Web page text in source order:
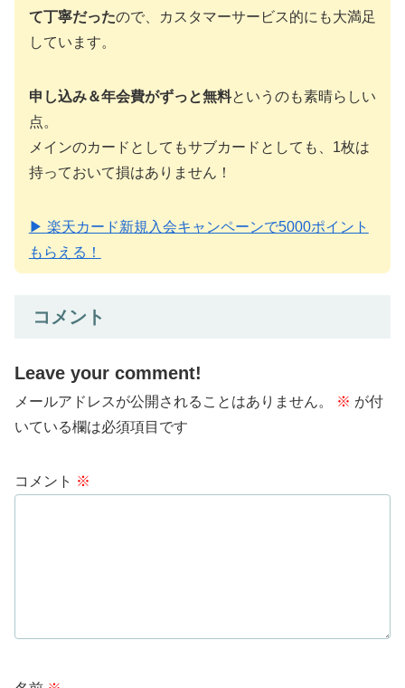
て丁寧だったので、カスタマーサービス的にも大満足
しています。
申し込み＆年会費がずっと無料というのも素晴らしい
点。
メインのカードとしてもサブカードとしても、1枚は
持っておいて損はありません！
▶ 楽天カード新規入会キャンペーンで5000ポイント
もらえる！
コメント
Leave your comment!
メールアドレスが公開されることはありません。 ※ が付
いている欄は必須項目です
コメント ※